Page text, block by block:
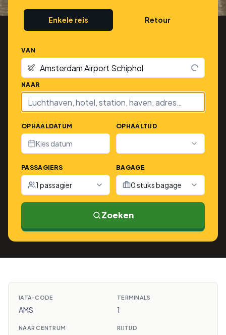
Enkele reis Retour
VAN
NAAR
OPHAALDATUM
Kies datum
OPHAALTIJD
PASSAGIERS
1 passagier
BAGAGE
0 stuks bagage
Zoeken
IATA-CODE
AMS
TERMINALS
1
NAAR CENTRUM RIJTIJD